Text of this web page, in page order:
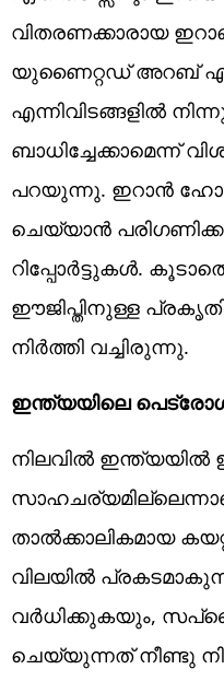
വിതരണക്കാരായ
യുണൈറ്റഡ് അറബ്
എന്നിവിടങ്ങളിൽ
ബാധിച്ചേക്കാമെന്ന്
പറയുന്നു. ഇറാൻ
ചെയ്യാൻ
റിപ്പോർട്ടുകൾ.
ഈജിപ്തിനുള്ള
നിർത്തി വച്ചിരുന്നു.
ഇന്ത്യയിലെ
നിലവിൽ ഇന്ത്യയിൽ
താൽക്കാലികമായ
വിലയിൽ
വർധിക്കുകയും,
ചെയ്യുന്നത് നീണ്ടു